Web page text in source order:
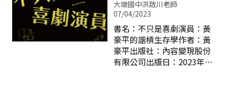
有國文教學的框架，看到繽
紛多彩的他國語言教育精
華。這一本書，提供一塊叩
門磚。他山之石，可以攻
玉。看見瑞典，想見臺
灣。 瑞典國文教育重視
「文脈可視化」，老師不斷
會淪為幻滅嗎？如果萬物有
來源也有歸宿，我們就不用
擔心這個問題了，「道」就
是這個問題的答案。至於
「德」就是由道所獲得的本
性、稟賦與力量。老子，姓
大墩國中洪啟川老師
07/04/2023
書名：不只是喜劇演員：黃
豪平的諧槓生存學作者：黃
豪平出版社：內容變現股份
有限公司出版日：2023年5